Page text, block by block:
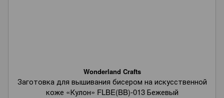
Wonderland Crafts
Заготовка для вышивания бисером на искусственной
коже «Кулон» FLBE(BB)-013 Бежевый